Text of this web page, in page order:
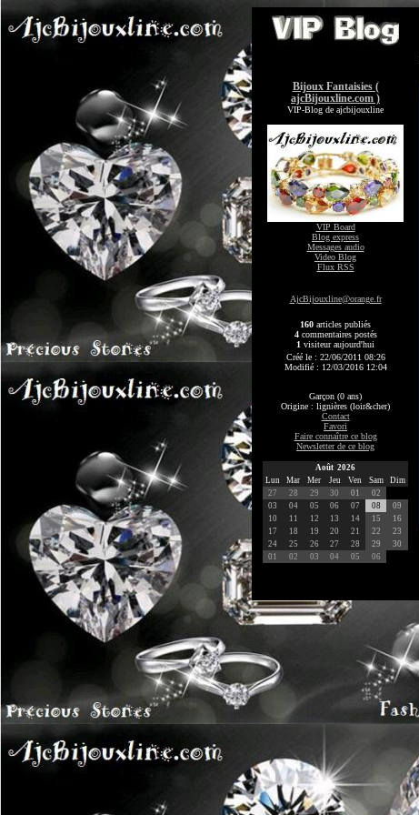
Bijoux Fantaisies (
ajcBijouxline.com )
VIP-Blog de ajcbijouxline
VIP Board
Blog express
Messages audio
Video Blog
Flux RSS
AjcBijouxline@orange.fr
160 articles publiés
4commentaires postés
1 visiteur aujourd'hui
Créé le : 22/06/2011 08:26
Modifié : 12/03/2016 12:04
Garçon (0 ans)
Origine : lignières (loir&cher)
Contact
Favori
Faire connaître ce blog
Newsletter de ce blog
Août 2026
Lun
Mar Mer Jeu Ven Sam
Dim
27
28 29 30 01
02
03
04 05 06 07 08
09
10
11 12 13 14 15
16
17
18 19 20 21 22
23
24
25 26 27 28 29
30
01
02 03 04 05 06